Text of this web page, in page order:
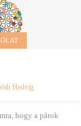
Hedvig
hogy a párok